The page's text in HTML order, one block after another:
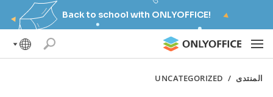
Back to school with ONLYOFFICE!
المنتدى /
UNCATEGORIZED